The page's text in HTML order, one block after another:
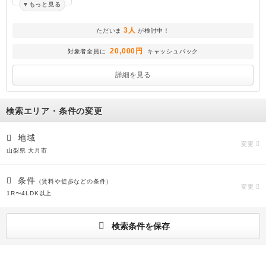
もっと見る
ただいま 3人 が検討中！
対象者全員に 20,000円 キャッシュバック
詳細を見る
検索エリア・条件の変更
地域
山梨県 大月市
変更
条件 （賃料や徒歩などの条件）
1R〜4LDK以上
変更
検索条件を保存